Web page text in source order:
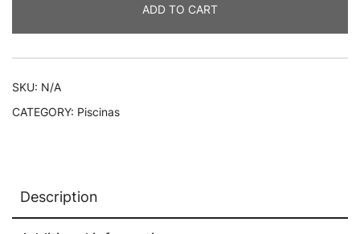
ADD TO CART
SKU: N/A
CATEGORY: Piscinas
Description